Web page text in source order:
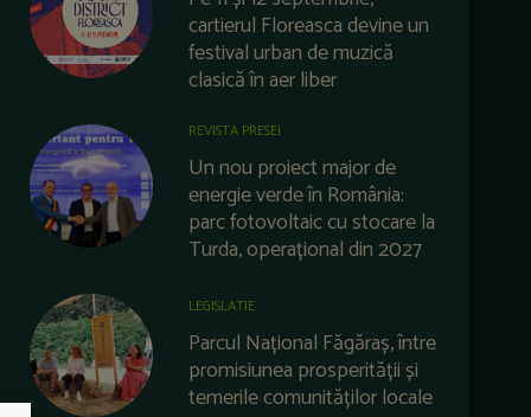
cartierul Floreasca devine un
festival urban de muzică
clasică în aer liber
REVISTA PRESEI
Un nou proiect major de
energie verde în România:
parc fotovoltaic cu stocare la
Turda, operațional din 2027
LEGISLATIE
Parcul Național Făgăraș, între
promisiunea prosperității și
temerile comunităților locale